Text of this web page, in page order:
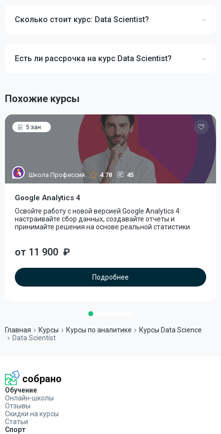
Сколько стоит курс: Data Scientist?
Есть ли рассрочка на курс Data Scientist?
Похожие курсы
5 зан
Школа Профессий 4.78 45
Google Analytics 4
Освойте работу с новой версией Google Analytics 4:
настраивайте сбор данных, создавайте отчеты и
принимайте решения на основе реальной статистики.
от 11 900 ₽
Подробнее
Главная Курсы Курсы по аналитике
Курсы Data Science
Data Scientist
собрано
Обучение
Онлайн-школы
Отзывы
Скидки на курсы
Статьи
Спорт